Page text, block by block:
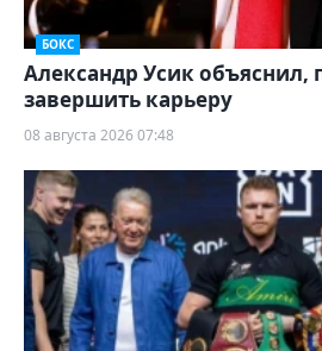
БОКС
Александр Усик
завершить карьеру
08 августа 2026 07:48